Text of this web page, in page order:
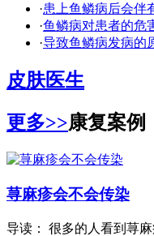
·患上鱼鳞病后会伴
·鱼鳞病对患者的危
·导致鱼鳞病发病的
皮肤医生
更多>>康复案例
荨麻疹会不会传染
导读： 很多的人看到荨